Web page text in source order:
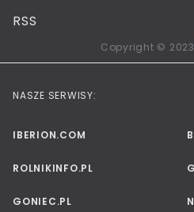
RSS
Copyright ©
NASZE SERWISY:
IBERION.COM
ROLNIKINFO.PL
GONIEC.PL